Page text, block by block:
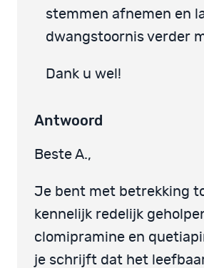
stemmen afnemen en
dwangstoornis verder
Dank u wel!
Antwoord
Beste A.,
Je bent met betrekking
kennelijk redelijk
clomipramine en
je schrijft dat het